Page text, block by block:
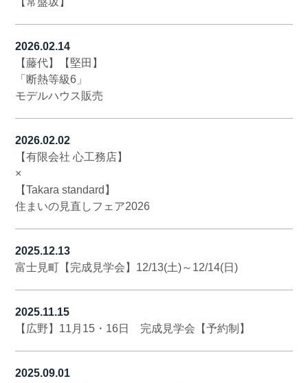
2026.02.14
【藤代】【堅田】
「断熱等級6」
モデルハウス販売
2026.02.02
【有限会社 心工務店】
×
【Takara standard】
住まいの見直しフェア2026
2025.12.13
富士見町【完成見学会】12/13(土)～12/14(日)
2025.11.15
【広野】11月15・16日 完成見学会【予約制】
2025.09.01